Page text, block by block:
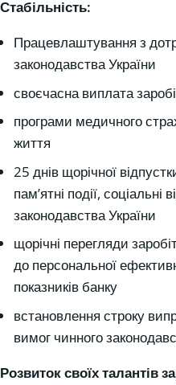
Стабільність:
Працевлаштування з
законодавства України
своєчасна виплата
програми медичного
життя
25 днів щорічної
пам’ятні події, соціальні
законодавства України
щорічні перегляди
до персональної
показників банку
встановлення строку
вимог чинного
Розвиток своїх талантів